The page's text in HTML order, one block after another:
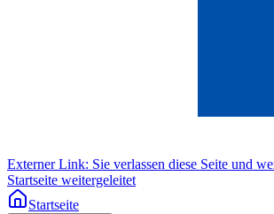
Externer Link: Sie verlassen diese Seite und
Startseite weitergeleitet
Startseite